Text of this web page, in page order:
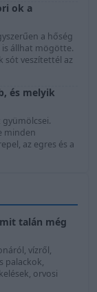
ok a
a hőség
állhat mögötte.
sót veszítettél az
és melyik
gyümölcsei.
minden
az egres és a
talán még
vízről,
palackok,
orvosi